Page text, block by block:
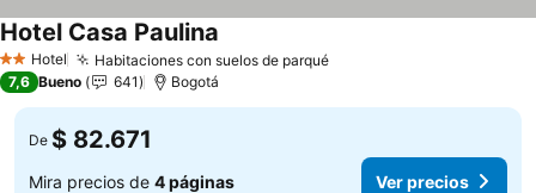
2 Estrellas
Hotel Habitaciones con suelos de parqué
Hotel Casa Paulina
7,6 Bueno 641 Bogotá
De $ 82.671
Mira precios de 4 páginas Ver precios